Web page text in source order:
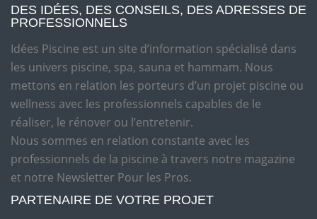
DES IDÉES, DES CONSEILS, DES ADRESSES DE
PROFESSIONNELS
Idées Piscine est un site d’information spécialisé dans
les univers piscine, spa, sauna et hammam. Nous
mettons en relation les porteurs d’un projet piscine ou
wellness avec les professionnels capables de le
réaliser, le rénover ou l’entretenir.
Nous sommes en relation constante avec les
professionnels de la piscine à travers notre magazine
et notre Newsletter Pour les Pros.
PARTENAIRE DE VOTRE PROJET